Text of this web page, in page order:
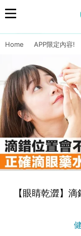
Home APP限定內容!
【眼睛乾澀】